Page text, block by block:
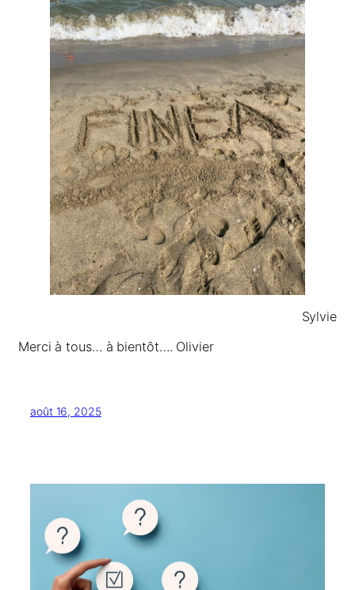
Sylvie
Merci à tous… à bientôt…. Olivier
août 16, 2025